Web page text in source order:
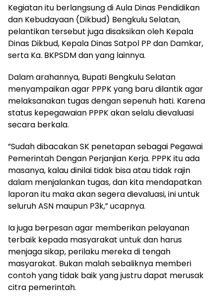
Kegiatan itu berlangsung di Aula Dinas Pendidikan
dan Kebudayaan (Dikbud) Bengkulu Selatan,
pelantikan tersebut juga disaksikan oleh Kepala
Dinas Dikbud, Kepala Dinas Satpol PP dan Damkar,
serta Ka. BKPSDM dan yang lainnya.
Dalam arahannya, Bupati Bengkulu Selatan
menyampaikan agar PPPK yang baru dilantik agar
melaksanakan tugas dengan sepenuh hati. Karena
status kepegawaian PPPK akan selalu dievaluasi
secara berkala.
”Sudah dibacakan SK penetapan sebagai Pegawai
Pemerintah Dengan Perjanjian Kerja. PPPK itu ada
masanya, kalau dinilai tidak bisa atau tidak rajin
dalam menjalankan tugas, dan kita mendapatkan
laporan itu maka akan segera dievaluasi, ini untuk
seluruh ASN maupun P3k,” ucapnya.
Ia juga berpesan agar memberikan pelayanan
terbaik kepada masyarakat untuk dan harus
menjaga sikap, perilaku mereka di tengah
masyarakat. Bukan malah sebaliknya memberi
contoh yang tidak baik yang justru dapat merusak
citra pemerintah.